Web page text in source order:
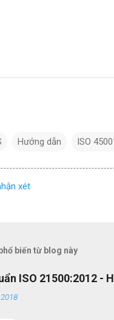
Hướng dẫn ISO
xét
biến từ blog này
ISO 21500:2012 -